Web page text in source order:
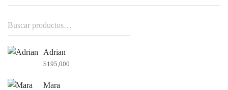
Buscar
por:
Adrian
$195,000
Mara